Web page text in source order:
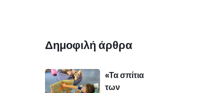
Δημοφιλή άρθρα
«Τα σπίτια
των